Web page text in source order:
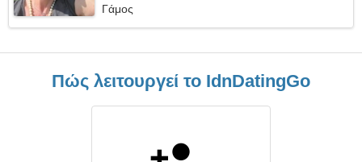
Γάμος
Πώς λειτουργεί το IdnDatingGo